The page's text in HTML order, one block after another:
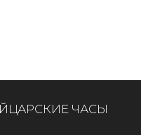
ЧАСЫ